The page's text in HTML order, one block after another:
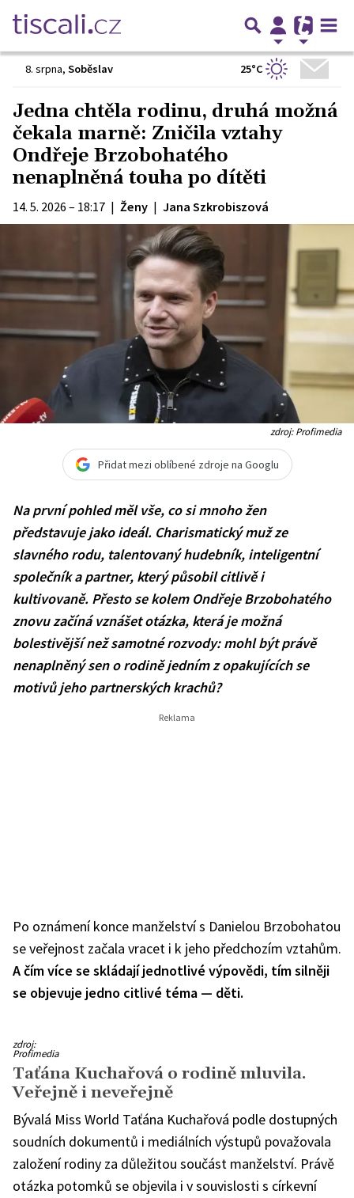
8. srpna, Soběslav 25°C
Jedna chtěla rodinu, druhá možná
čekala marně: Zničila vztahy
Ondřeje Brzobohatého
nenaplněná touha po dítěti
14. 5. 2026 – 18:17 | Ženy | Jana Szkrobiszová
zdroj: Profimedia
Přidat mezi oblíbené zdroje na Googlu
Na první pohled měl vše, co si mnoho žen
představuje jako ideál. Charismatický muž ze
slavného rodu, talentovaný hudebník, inteligentní
společník a partner, který působil citlivě i
kultivovaně. Přesto se kolem Ondřeje Brzobohatého
znovu začíná vznášet otázka, která je možná
bolestivější než samotné rozvody: mohl být právě
nenaplněný sen o rodině jedním z opakujících se
motivů jeho partnerských krachů?
Po oznámení konce manželství s Danielou Brzobohatou
se veřejnost začala vracet i k jeho předchozím vztahům.
A čím více se skládají jednotlivé výpovědi, tím silněji
se objevuje jedno citlivé téma — děti.
Ondřej
Brzobohatý
Taťána
Kuchařová
zdroj:
Profimedia
Taťána Kuchařová o rodině mluvila.
Veřejně i neveřejně
Bývalá Miss World Taťána Kuchařová podle dostupných
soudních dokumentů i mediálních výstupů považovala
založení rodiny za důležitou součást manželství. Právě
otázka potomků se objevila i v souvislosti s církevní